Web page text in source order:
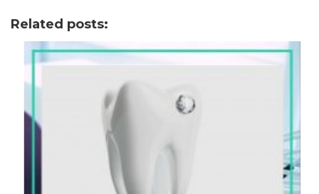
Related posts: